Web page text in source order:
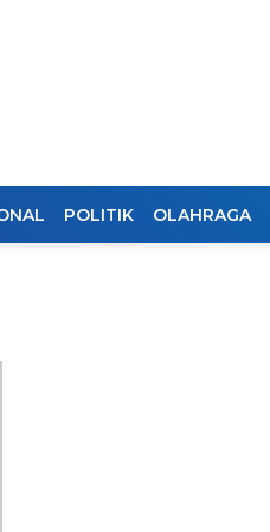
POLITIK OLAHRAGA